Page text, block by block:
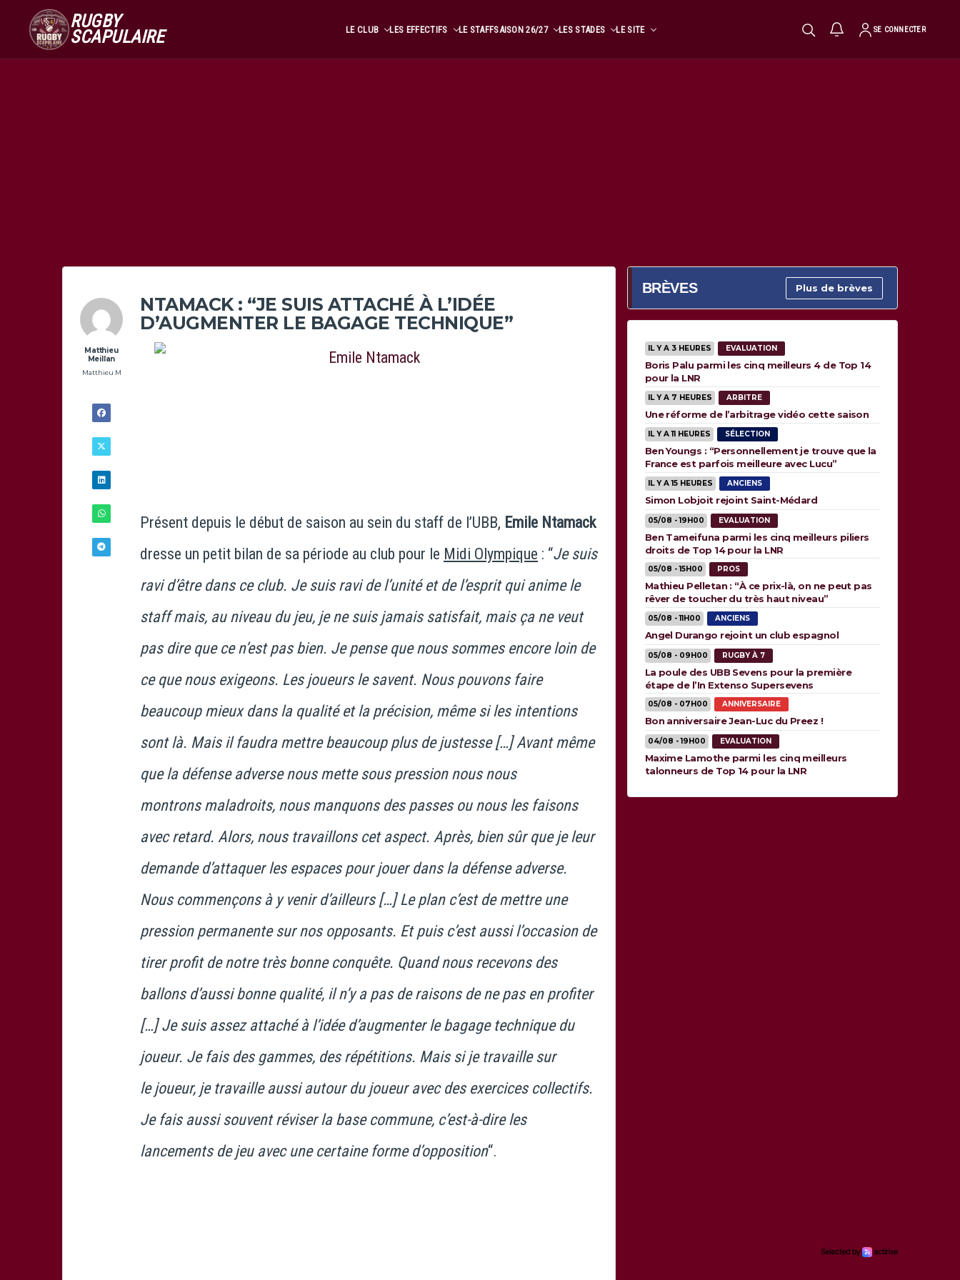
RUGBY
SCAPULAIRE LE CLUB LES EFFECTIFS LE STAFFSAISON 26/27 LES STADES LE SITE SE CONNECTER
Matthieu
Meillan
Matthieu M
NTAMACK : “JE SUIS ATTACHÉ À L’IDÉE
D’AUGMENTER LE BAGAGE TECHNIQUE”
Présent depuis le début de saison au sein du staff de l’UBB, Emile Ntamack
dresse un petit bilan de sa période au club pour le Midi Olympique : “Je suis
ravi d’être dans ce club. Je suis ravi de l’unité et de l’esprit qui anime le
staff mais, au niveau du jeu, je ne suis jamais satisfait, mais ça ne veut
pas dire que ce n’est pas bien. Je pense que nous sommes encore loin de
ce que nous exigeons. Les joueurs le savent. Nous pouvons faire
beaucoup mieux dans la qualité et la précision, même si les intentions
sont là. Mais il faudra mettre beaucoup plus de justesse […] Avant même
que la défense adverse nous mette sous pression nous nous
montrons maladroits, nous manquons des passes ou nous les faisons
avec retard. Alors, nous travaillons cet aspect. Après, bien sûr que je leur
demande d’attaquer les espaces pour jouer dans la défense adverse.
Nous commençons à y venir d’ailleurs […] Le plan c’est de mettre une
pression permanente sur nos opposants. Et puis c’est aussi l’occasion de
tirer profit de notre très bonne conquête. Quand nous recevons des
ballons d’aussi bonne qualité, il n’y a pas de raisons de ne pas en profiter
[…] Je suis assez attaché à l’idée d’augmenter le bagage technique du
joueur. Je fais des gammes, des répétitions. Mais si je travaille sur
le joueur, je travaille aussi autour du joueur avec des exercices collectifs.
Je fais aussi souvent réviser la base commune, c’est-à-dire les
lancements de jeu avec une certaine forme d’opposition“.
BRÈVES Plus de brèves
IL Y A 3 HEURES EVALUATION
Boris Palu parmi les cinq meilleurs 4 de Top 14
pour la LNR
IL Y A 7 HEURES ARBITRE
Une réforme de l’arbitrage vidéo cette saison
IL Y A 11 HEURES SÉLECTION
Ben Youngs : “Personnellement je trouve que la
France est parfois meilleure avec Lucu”
IL Y A 15 HEURES ANCIENS
Simon Lobjoit rejoint Saint-Médard
05/08 - 19H00 EVALUATION
Ben Tameifuna parmi les cinq meilleurs piliers
droits de Top 14 pour la LNR
05/08 - 15H00 PROS
Mathieu Pelletan : “À ce prix-là, on ne peut pas
rêver de toucher du très haut niveau”
05/08 - 11H00 ANCIENS
Angel Durango rejoint un club espagnol
05/08 - 09H00 RUGBY À 7
La poule des UBB Sevens pour la première
étape de l’In Extenso Supersevens
05/08 - 07H00 ANNIVERSAIRE
Bon anniversaire Jean-Luc du Preez !
04/08 - 19H00 EVALUATION
Maxime Lamothe parmi les cinq meilleurs
talonneurs de Top 14 pour la LNR